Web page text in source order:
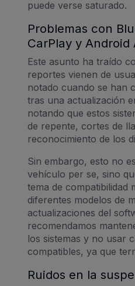
puede verse saturado.
Problemas con
CarPlay y Android
Este asunto ha traído
reportes vienen de
notado cuando se han
tras una actualización
notando que estos
de repente, cortes de
reconocimiento de los
Sin embargo, esto no
vehículo per se, sino
tema de compatibilidad
diferentes modelos de
actualizaciones del
recomendamos
los sistemas y no usar
compatibles, ya que
Ruidos en la